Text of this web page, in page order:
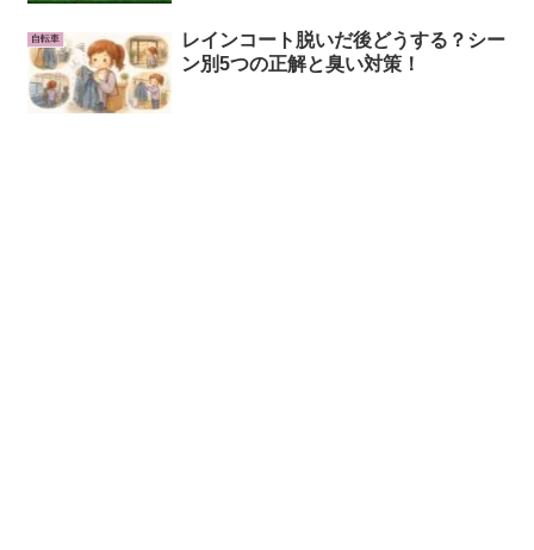
自転車
レインコート脱いだ後どうする？シー
ン別5つの正解と臭い対策！